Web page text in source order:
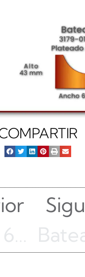
Batea 60 | Plateado | 793-C-1359H